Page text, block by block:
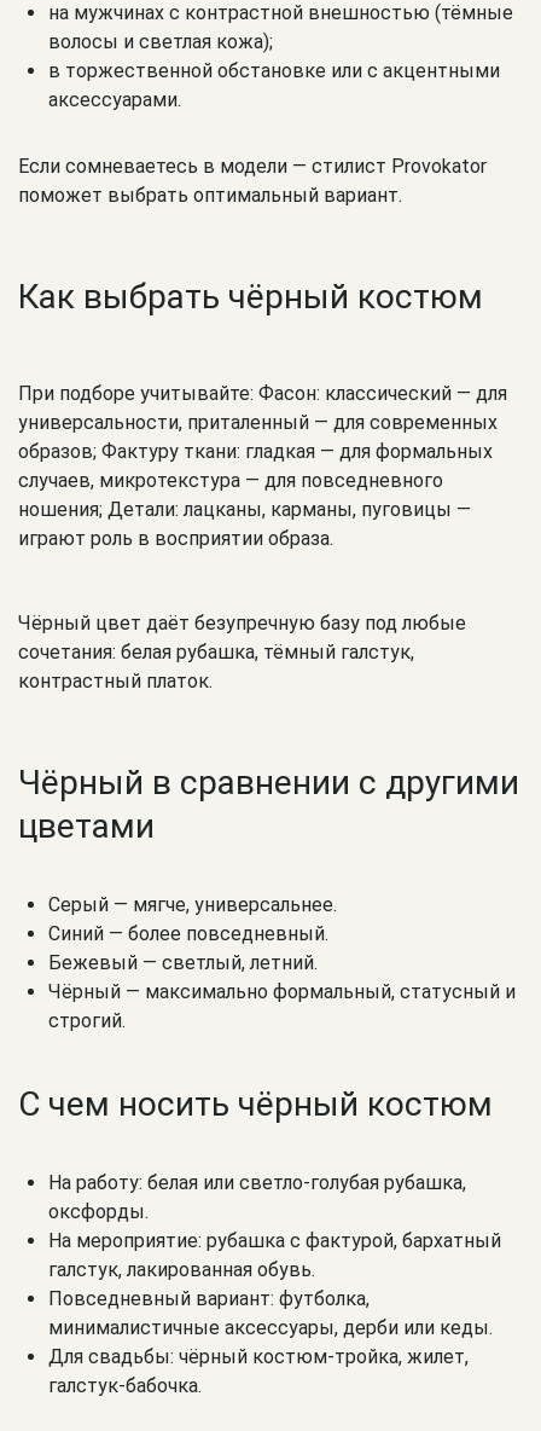
на мужчинах с контрастной внешностью (тёмные
волосы и светлая кожа);
в торжественной обстановке или с акцентными
аксессуарами.
Если сомневаетесь в модели — стилист Provokator
поможет выбрать оптимальный вариант.
Как выбрать чёрный костюм
При подборе учитывайте: Фасон: классический — для
универсальности, приталенный — для современных
образов; Фактуру ткани: гладкая — для формальных
случаев, микротекстура — для повседневного
ношения; Детали: лацканы, карманы, пуговицы —
играют роль в восприятии образа.
Чёрный цвет даёт безупречную базу под любые
сочетания: белая рубашка, тёмный галстук,
контрастный платок.
Чёрный в сравнении с другими
цветами
Серый — мягче, универсальнее.
Синий — более повседневный.
Бежевый — светлый, летний.
Чёрный — максимально формальный, статусный и
строгий.
С чем носить чёрный костюм
На работу: белая или светло-голубая рубашка,
оксфорды.
На мероприятие: рубашка с фактурой, бархатный
галстук, лакированная обувь.
Повседневный вариант: футболка,
минималистичные аксессуары, дерби или кеды.
Для свадьбы: чёрный костюм-тройка, жилет,
галстук-бабочка.